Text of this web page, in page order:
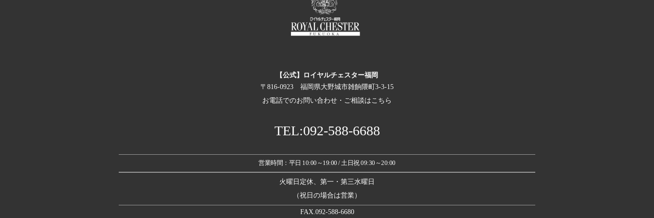
【公式】ロイヤルチェスター福岡
〒816-0923 福岡県大野城市雑餉隈町3-3-15
お電話でのお問い合わせ・ご相談はこちら
TEL:092-588-6688
営業時間：平日 10:00～19:00 / 土日祝 09:30～20:00
火曜日定休、第一・第三水曜日
（祝日の場合は営業）
FAX.092-588-6680